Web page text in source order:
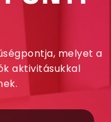
melyet a
aktivitásukkal